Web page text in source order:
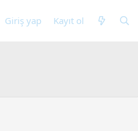
Giriş yap Kayıt ol